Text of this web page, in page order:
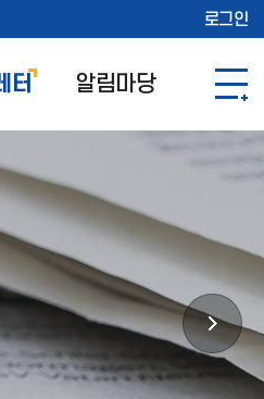
로그인
터 알림마당